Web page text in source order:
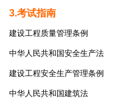
3.考试指南
建设工程质量管理条例
中华人民共和国安全生产法
建设工程安全生产管理条例
中华人民共和国建筑法